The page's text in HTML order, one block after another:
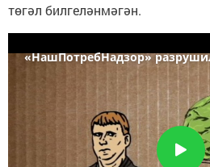
төгәл билгеләнмәгән.